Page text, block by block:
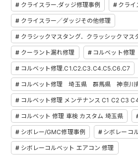
クライスラー.ダッジ修理事例 クライ
クライスラー／ダッジその他修理
クラシックマスタング．クラッシックマス
クーラント漏れ修理 コルベット修理
コルベット修理.C1.C2.C3.C4.C5.C6.C7
コルベット修理 埼玉県 群馬県 神奈川
コルベット修理 メンテナンス C1 C2 C3
コルベット 修理 車検 カスタム 埼玉県
シボレー/GMC修理事例 シボレーコ
シボレーコルベット エアコン 修理